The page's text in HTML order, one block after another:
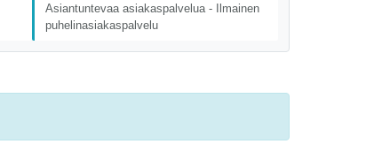
Asiantuntevaa asiakaspalvelua - Ilmainen
puhelinasiakaspalvelu